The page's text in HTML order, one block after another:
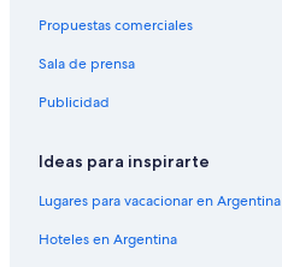
Propuestas comerciales
Sala de prensa
Publicidad
Ideas para inspirarte
Lugares para vacacionar en Argentina
Hoteles en Argentina